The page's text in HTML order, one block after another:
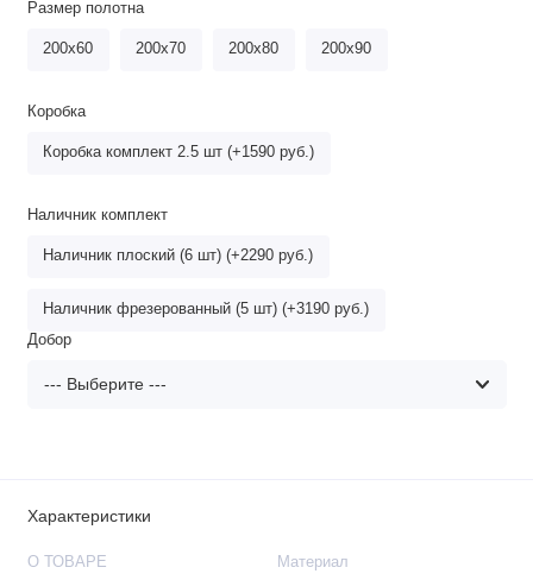
Размер полотна
200х60 200х70 200х80 200х90
Коробка
Коробка комплект 2.5 шт (+1590 руб.)
Наличник комплект
Наличник плоский (6 шт) (+2290 руб.)
Наличник фрезерованный (5 шт) (+3190 руб.)
Добор
Характеристики
О ТОВАРЕ Материал